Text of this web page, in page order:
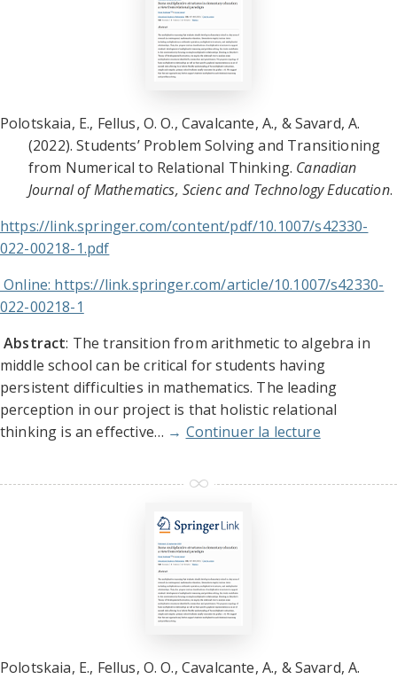
Polotskaia, E., Fellus, O. O., Cavalcante, A., & Savard, A.
(2022). Students’ Problem Solving and Transitioning
from Numerical to Relational Thinking. Canadian
Journal of Mathematics, Scienc and Technology Education.
https://link.springer.com/content/pdf/10.1007/s42330-
022-00218-1.pdf
Online: https://link.springer.com/article/10.1007/s42330-
022-00218-1
Abstract: The transition from arithmetic to algebra in
middle school can be critical for students having
persistent difficulties in mathematics. The leading
perception in our project is that holistic relational
thinking is an effective… → Continuer la lecture
Polotskaia, E., Fellus, O. O., Cavalcante, A., & Savard, A.